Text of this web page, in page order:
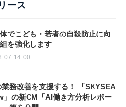
ース
でこども・若者の自殺防止に向
を強化します
14:00
務改善を支援する！ 「SKYSEA
」の新CM「AI働き方分析レポー